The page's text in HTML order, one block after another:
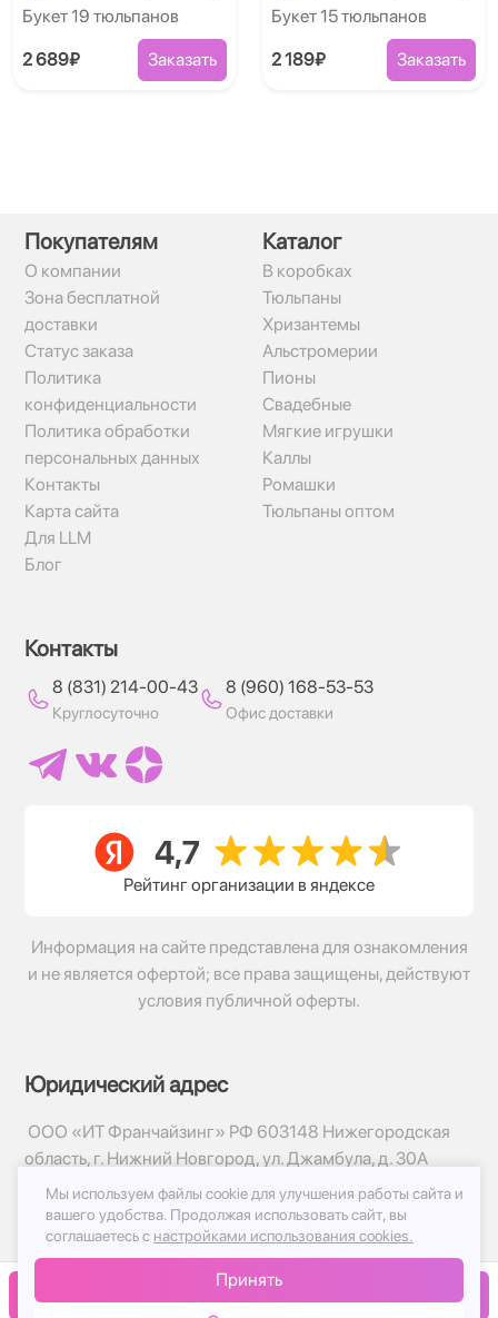
В корзину
Букет 19 тюльпанов
2 689₽ Заказать
Букет 15 тюльпанов
2 189₽ Заказать
Покупателям
О компании
Зона бесплатной
доставки
Статус заказа
Политика
конфиденциальности
Политика обработки
персональных данных
Контакты
Карта сайта
Для LLM
Блог
Каталог
В коробках
Тюльпаны
Хризантемы
Альстромерии
Пионы
Свадебные
Мягкие игрушки
Каллы
Ромашки
Тюльпаны оптом
Контакты
8 (831) 214-00-43
Круглосуточно
8 (960) 168-53-53
Офис доставки
Рейтинг организации в яндексе
Информация на сайте представлена для ознакомления
и не является офертой; все права защищены, действуют
условия публичной оферты.
Юридический адрес
ООО «ИТ Франчайзинг» РФ 603148 Нижегородская
область, г. Нижний Новгород, ул. Джамбула, д. 30А
© 2017-2026г, База Цветов 24.ру
Политика конфиденциальности
Публичная оферта
Мы используем файлы cookie для улучшения работы сайта и
вашего удобства. Продолжая использовать сайт, вы
соглашаетесь с настройками использования cookies.
Принять